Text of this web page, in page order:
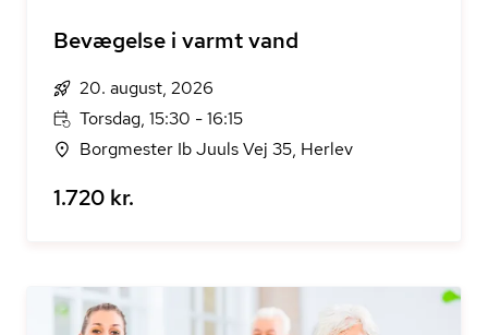
Bevægelse i varmt vand
20. august, 2026
Torsdag, 15:30 - 16:15
Borgmester Ib Juuls Vej 35, Herlev
1.720 kr.